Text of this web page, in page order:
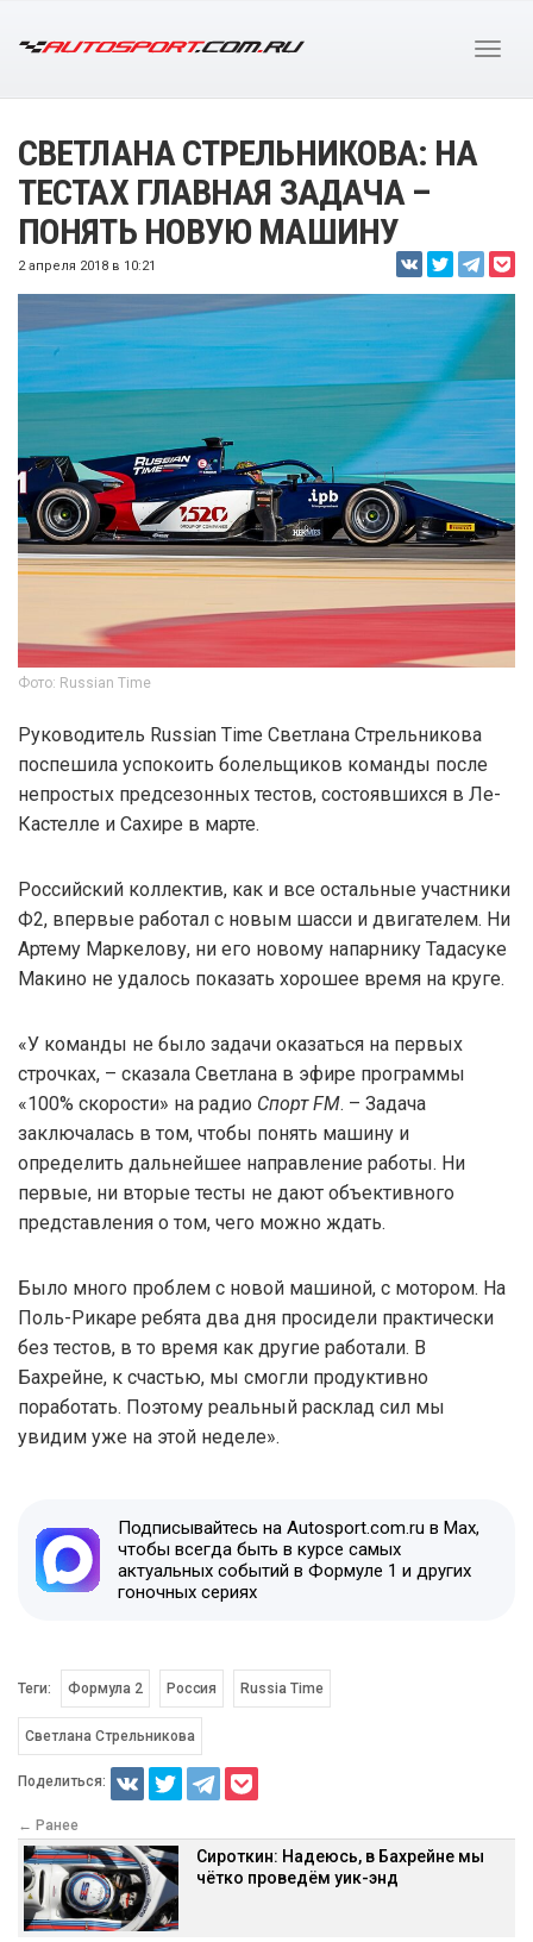
СВЕТЛАНА СТРЕЛЬНИКОВА: НА
ТЕСТАХ ГЛАВНАЯ ЗАДАЧА –
ПОНЯТЬ НОВУЮ МАШИНУ
2 апреля 2018 в 10:21
Фото: Russian Time
Руководитель Russian Time Светлана Стрельникова
поспешила успокоить болельщиков команды после
непростых предсезонных тестов, состоявшихся в Ле-
Кастелле и Сахире в марте.
Российский коллектив, как и все остальные участники
Ф2, впервые работал с новым шасси и двигателем. Ни
Артему Маркелову, ни его новому напарнику Тадасуке
Макино не удалось показать хорошее время на круге.
«У команды не было задачи оказаться на первых
строчках, – сказала Светлана в эфире программы
«100% скорости» на радио Спорт FM. – Задача
заключалась в том, чтобы понять машину и
определить дальнейшее направление работы. Ни
первые, ни вторые тесты не дают объективного
представления о том, чего можно ждать.
Было много проблем с новой машиной, с мотором. На
Поль-Рикаре ребята два дня просидели практически
без тестов, в то время как другие работали. В
Бахрейне, к счастью, мы смогли продуктивно
поработать. Поэтому реальный расклад сил мы
увидим уже на этой неделе».
Подписывайтесь на Autosport.com.ru в Max,
чтобы всегда быть в курсе самых
актуальных событий в Формуле 1 и других
гоночных сериях
Теги: Формула 2 Россия Russia Time
Светлана Стрельникова
Поделиться:
← Ранее
Сироткин: Надеюсь, в Бахрейне мы
чётко проведём уик-энд